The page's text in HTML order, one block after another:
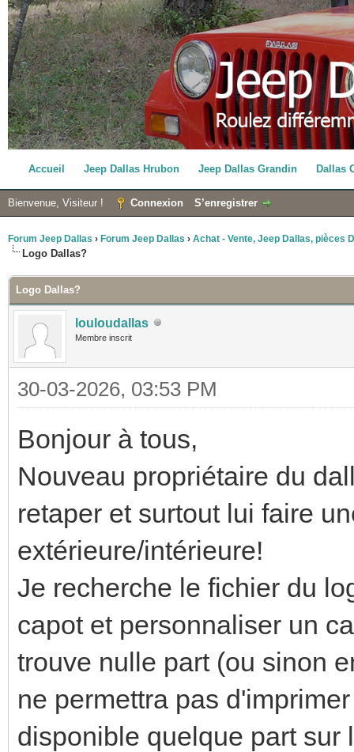
Accueil Jeep Dallas Hrubon Jeep Dallas Grandin Dallas
Bienvenue, Visiteur ! Connexion S’enregistrer
Forum Jeep Dallas › Forum Jeep Dallas › Achat - Vente, Jeep Dallas, pièces
Logo Dallas?
Logo Dallas?
louloudallas
Membre inscrit
30-03-2026, 03:53 PM
Bonjour à tous,
Nouveau propriétaire du
retaper et surtout lui faire
extérieure/intérieure!
Je recherche le fichier du
capot et personnaliser un
trouve nulle part (ou sinon
ne permettra pas
disponible quelque part sur